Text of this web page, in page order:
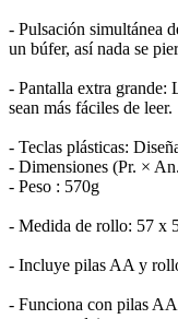
- Pulsación simultánea
un búfer, así nada se
- Pantalla extra grande:
sean más fáciles de leer.
- Teclas plásticas:
- Dimensiones (Pr. ×
- Peso : 570g
- Medida de rollo: 57 x
- Incluye pilas AA y
- Funciona con pilas